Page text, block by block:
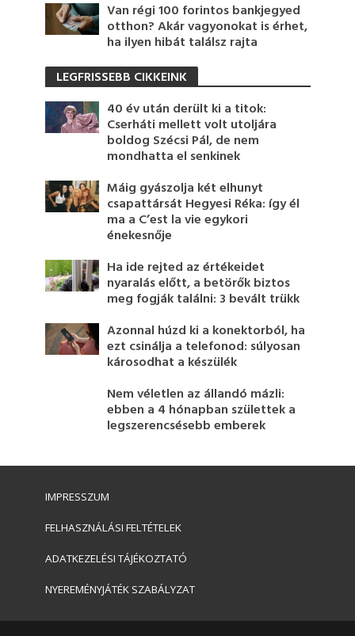
Van régi 100 forintos bankjegyed
otthon? Akár vagyonokat is érhet,
ha ilyen hibát találsz rajta
LEGFRISSEBB CIKKEINK
40 év után derült ki a titok:
Cserháti mellett volt utoljára
boldog Szécsi Pál, de nem
mondhatta el senkinek
Máig gyászolja két elhunyt
csapattársát Hegyesi Réka: így él
ma a C’est la vie egykori
énekesnője
Ha ide rejted az értékeidet
nyaralás előtt, a betörők biztos
meg fogják találni: 3 bevált trükk
Azonnal húzd ki a konektorból, ha
ezt csinálja a telefonod: súlyosan
károsodhat a készülék
Nem véletlen az állandó mázli:
ebben a 4 hónapban születtek a
legszerencsésebb emberek
IMPRESSZUM
FELHASZNÁLÁSI FELTÉTELEK
ADATKEZELÉSI TÁJÉKOZTATÓ
NYEREMÉNYJÁTÉK SZABÁLYZAT